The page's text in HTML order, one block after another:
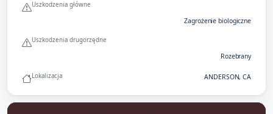
Uszkodzenia główne
Zagrożenie biologiczne
Uszkodzenia drugorzędne
Rozebrany
Lokalizacja ANDERSON, CA